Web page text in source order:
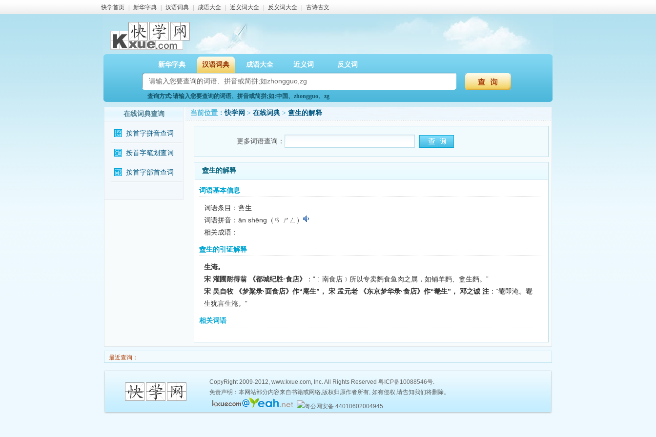
快学首页 新华字典 汉语词典 成语大全 近义词大全 反义词大全 古诗古文
新华字典 汉语词典 成语大全 近义词 反义词
查询方式:请输入您要查询的词语、拼音或简拼;如:中国、zhongguo、zg
在线词典查询
按首字拼音查词
按首字笔划查词
按首字部首查词
当前位置：快学网 > 在线词典 > 盦生的解释
更多词语查询：
盦生的解释
词语基本信息
词语条目：盦生
词语拼音：ān shēng（ㄢ ㄕㄥ）
相关成语：
盦生的引证解释
生淹。
宋 灌圃耐得翁 《都城纪胜·食店》
：“﹝南食店﹞所以专卖麪食鱼肉之属，如铺羊麪、盦生麪。”
宋 吴自牧 《梦粱录·面食店》作“庵生”， 宋 孟元老 《东京梦华录·食店》作“罨生”， 邓之诚 注：“罨即淹。罨
生犹言生淹。”
相关词语
最近查询：
CopyRight 2009-2012, www.kxue.com, Inc. All Rights Reserved 粤ICP备10088546号.
免责声明：本网站部分内容来自书籍或网络,版权归原作者所有; 如有侵权,请告知我们将删除。
粤公网安备 44010602004945